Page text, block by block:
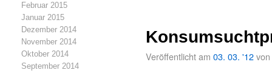
Februar 2015
Januar 2015
Dezember 2014
November 2014
Oktober 2014
September 2014
Veröffentlicht am 03. 03. '12von